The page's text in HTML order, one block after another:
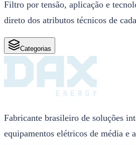
Filtro por tensão, aplicação e
direto dos atributos técnicos de
Categorias
Fabricante brasileiro de soluções
equipamentos elétricos de média e